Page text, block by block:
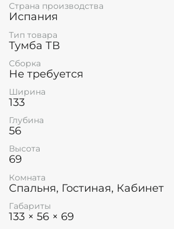
Страна производства
Испания
Тип товара
Тумба ТВ
Сборка
Не требуется
Ширина
133
Глубина
56
Высота
69
Комната
Спальня, Гостиная, Кабинет
Габариты
133 × 56 × 69